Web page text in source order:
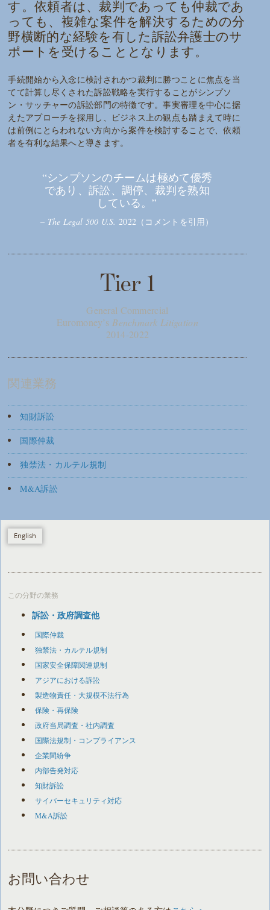
す。依頼者は、裁判であっても仲裁であ
っても、複雑な案件を解決するための分
野横断的な経験を有した訴訟弁護士のサ
ポートを受けることとなります。
手続開始から入念に検討されかつ裁判に勝つことに焦点を当
てて計算し尽くされた訴訟戦略を実行することがシンプソ
ン・サッチャーの訴訟部門の特徴です。事実審理を中心に据
えたアプローチを採用し、ビジネス上の観点も踏まえて時に
は前例にとらわれない方向から案件を検討することで、依頼
者を有利な結果へと導きます。
“シンプソンのチームは極めて優秀
であり、訴訟、調停、裁判を熟知
している。”
– The Legal 500 U.S. 2022（コメントを引用）
Tier 1
General Commercial
Euromoney’s Benchmark Litigation
2014-2022
関連業務
知財訴訟
国際仲裁
独禁法・カルテル規制
M&A訴訟
English
この分野の業務
訴訟・政府調査他
国際仲裁
独禁法・カルテル規制
国家安全保障関連規制
アジアにおける訴訟
製造物責任・大規模不法行為
保険・再保険
政府当局調査・社内調査
国際法規制・コンプライアンス
企業間紛争
内部告発対応
知財訴訟
サイバーセキュリティ対応
M&A訴訟
お問い合わせ